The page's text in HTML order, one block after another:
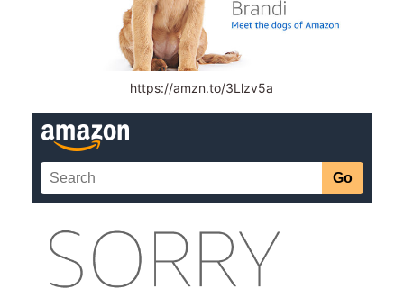
https://amzn.to/3Llzv5a